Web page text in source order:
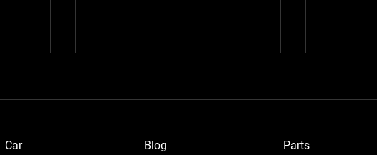
Car Blog Parts